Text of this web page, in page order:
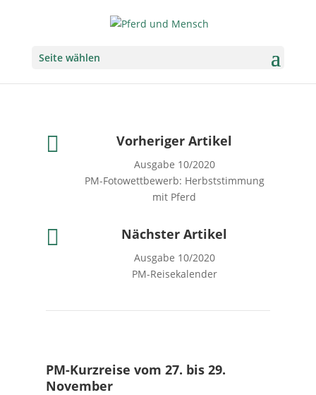
Seite wählen
 Vorheriger Artikel
Ausgabe 10/2020
PM-Fotowettbewerb: Herbststimmung
mit Pferd
 Nächster Artikel
Ausgabe 10/2020
PM-Reisekalender
PM-Kurzreise vom 27. bis 29.
November